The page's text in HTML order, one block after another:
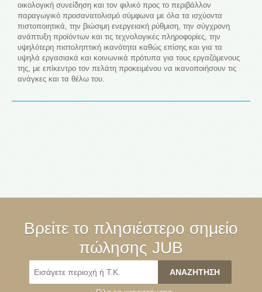
οικολογική συνείδηση και τον φιλικό προς το περιβάλλον
παραγωγικό προσανατολισμό σύμφωνα με όλα τα ισχύοντα
πιστοποιητικά, την βιώσιμη ενεργειακή ρύθμιση, την σύγχρονη
ανάπτυξη προϊόντων και τις τεχνολογικές πληροφορίες, την
υψηλότερη πιστοληπτική ικανότητα καθώς επίσης και για τα
υψηλά εργασιακά και κοινωνικά πρότυπα για τους εργαζόμενους
της, με επίκεντρο τον πελάτη προκειμένου να ικανοποιήσουν τις
ανάγκες και τα θέλω του.
Βρείτε το πλησιέστερο σημείο
πώλησης JUB